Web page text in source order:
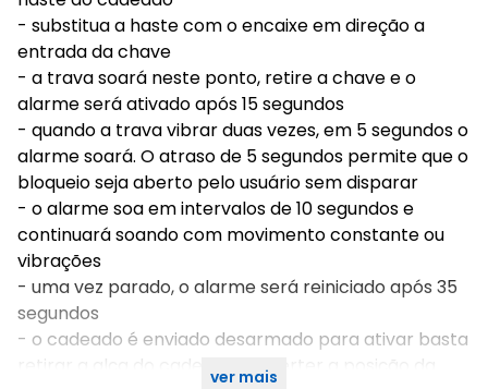
- substitua a haste com o encaixe em direção a
entrada da chave
- a trava soará neste ponto, retire a chave e o
alarme será ativado após 15 segundos
- quando a trava vibrar duas vezes, em 5 segundos o
alarme soará. O atraso de 5 segundos permite que o
bloqueio seja aberto pelo usuário sem disparar
- o alarme soa em intervalos de 10 segundos e
continuará soando com movimento constante ou
vibrações
- uma vez parado, o alarme será reiniciado após 35
segundos
- o cadeado é enviado desarmado para ativar basta
retirar a alça do cadeado e inverter a posição da
ver mais